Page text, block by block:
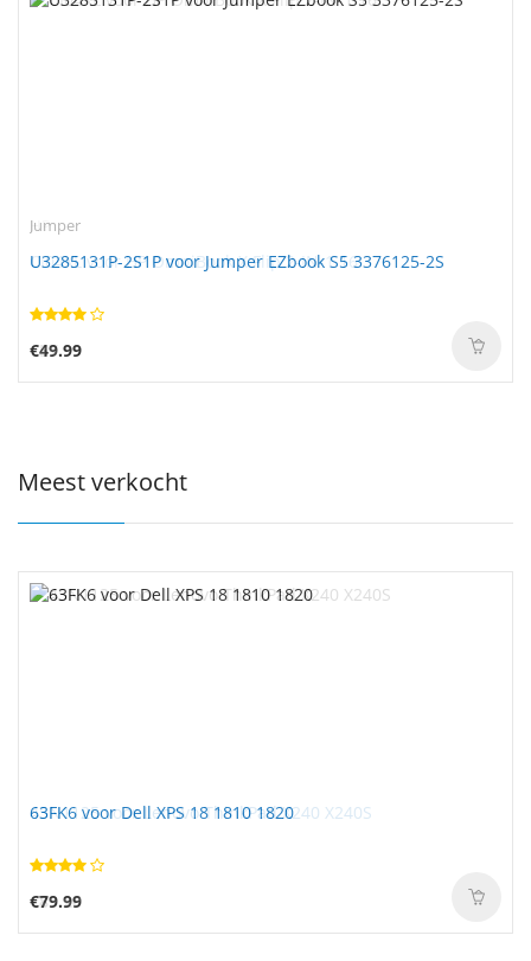
Jumper
U3285131P-2S1P voor Jumper EZbook S5 3376125-2S
€49.99
Meest verkocht
63FK6 voor Dell XPS 18 1810 1820
€79.99